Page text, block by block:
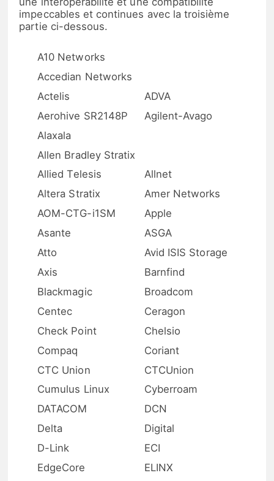
impeccables et continues avec la troisième
partie ci-dessous.
A10 Networks
Accedian Networks
Actelis
ADVA
Aerohive SR2148P
Agilent-Avago
Alaxala
Allen Bradley Stratix
Allied Telesis
Allnet
Altera Stratix
Amer Networks
AOM-CTG-i1SM
Apple
Asante
ASGA
Atto
Avid ISIS Storage
Axis
Barnfind
Blackmagic
Broadcom
Centec
Ceragon
Check Point
Chelsio
Compaq
Coriant
CTC Union
CTCUnion
Cumulus Linux
Cyberroam
DATACOM
DCN
Delta
Digital
D-Link
ECI
EdgeCore
ELINX